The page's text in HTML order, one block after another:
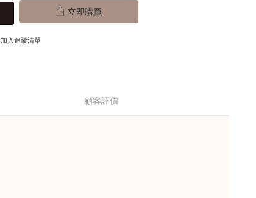
立即購買
加入追蹤清單
顧客評價